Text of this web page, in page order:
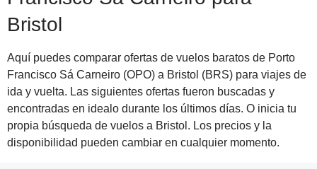
Bristol
Aquí puedes comparar ofertas de vuelos baratos de Porto
Francisco Sá Carneiro (OPO) a Bristol (BRS) para viajes de
ida y vuelta. Las siguientes ofertas fueron buscadas y
encontradas en idealo durante los últimos días. O inicia tu
propia búsqueda de vuelos a Bristol. Los precios y la
disponibilidad pueden cambiar en cualquier momento.